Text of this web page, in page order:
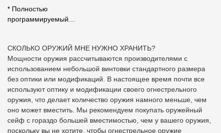
СКОЛЬКО ОРУЖИЙ МНЕ НУЖНО ХРАНИТЬ?
Мощности оружия рассчитываются производителями с
использованием небольшой винтовки стандартного размера
без оптики или модификаций. В настоящее время почти все
используют оптику и модификации своего огнестрельного
оружия, что делает количество оружия намного меньше, чем
оно может вместить. Мы рекомендуем покупать оружейный
сейф с гораздо большей вместимостью, чем у вашего оружия,
поскольку вы не хотите, чтобы огнестрельное оружие
оружия 120-минутная
оценка огня
* Полностью
программируемый
доступа* Противопожарная
защита в течение 120 минут
при температуре до 1200°F с
расширяемым
противопожарным и
дымозащитным уплотнением
из палюсола.* Сверхмощные
прочные стальные стены с